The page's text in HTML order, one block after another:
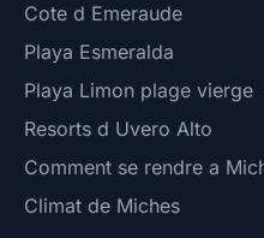
Cote d Emeraude
Playa Esmeralda
Playa Limon plage vierge
Resorts d Uvero Alto
Comment se rendre a
Climat de Miches